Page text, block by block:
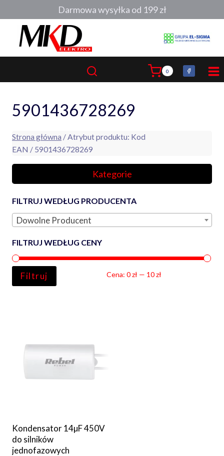
do
0
5901436728269
Strona główna / Atrybut produktu: Kod
EAN / 5901436728269
Kategorie
FILTRUJ WEDŁUG PRODUCENTA
Dowolne Producent
FILTRUJ WEDŁUG CENY
Filtruj Cena:0 zł — 10 zł
Kondensator 14µF 450V
do silników
jednofazowych
Darmowa wysyłka od 199 zł